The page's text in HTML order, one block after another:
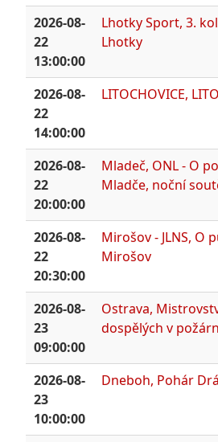
2026-08-
22
13:00:00
Lhotky Sport, 3.
Lhotky
2026-08-
22
14:00:00
LITOCHOVICE,
2026-08-
22
20:00:00
Mladeč, ONL - O
Mladče, noční
2026-08-
22
20:30:00
Mirošov - JLNS, O
Mirošov
2026-08-
23
09:00:00
Ostrava,
dospělých v
2026-08-
23
10:00:00
Dneboh, Pohár